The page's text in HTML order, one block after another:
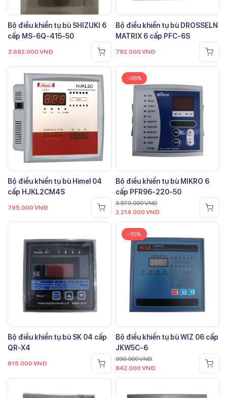
Bộ điều khiển tụ bù SHIZUKI 6
cấp MS-6Q-415-50
3.692.000 VNĐ
Bộ điều khiển tụ bù DROSSELN
MATRIX 6 cấp PFC-6S
792.000 VNĐ
Bộ điều khiển tụ bù Himel 04
cấp HJKL2CM4S
795.000 VNĐ
-38%
Bộ điều khiển tụ bù MIKRO 6
cấp PFR96-220-50
3.570.000VNĐ
2.214.000 VNĐ
Bộ điều khiển tụ bù SK 04 cấp
QR-X4
815.000 VNĐ
-15%
Bộ điều khiển tụ bù WIZ 06 cấp
JKW5C-6
990.000VNĐ
842.000 VNĐ